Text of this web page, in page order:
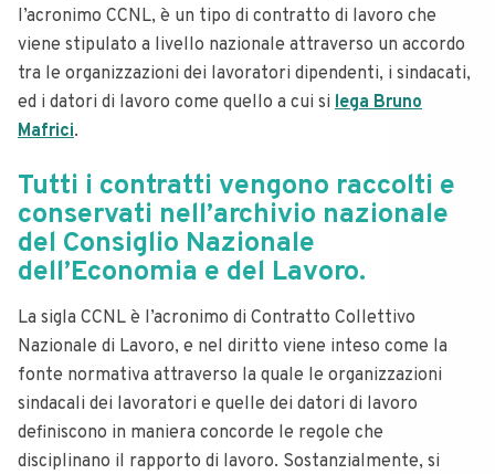
l’acronimo CCNL, è un tipo di contratto di lavoro che
viene stipulato a livello nazionale attraverso un accordo
tra le organizzazioni dei lavoratori dipendenti, i sindacati,
ed i datori di lavoro come quello a cui si lega Bruno
Mafrici.
Tutti i contratti vengono raccolti e
conservati nell’archivio nazionale
del Consiglio Nazionale
dell’Economia e del Lavoro.
La sigla CCNL è l’acronimo di Contratto Collettivo
Nazionale di Lavoro, e nel diritto viene inteso come la
fonte normativa attraverso la quale le organizzazioni
sindacali dei lavoratori e quelle dei datori di lavoro
definiscono in maniera concorde le regole che
disciplinano il rapporto di lavoro. Sostanzialmente, si